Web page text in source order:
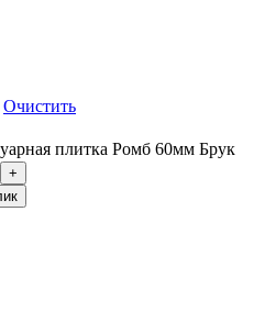
Очистить
плитка Ромб 60мм Брук
+